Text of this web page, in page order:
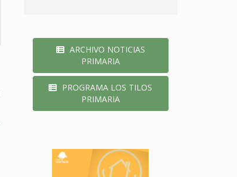
ARCHIVO NOTICIAS
PRIMARIA
PROGRAMA LOS TILOS
PRIMARIA